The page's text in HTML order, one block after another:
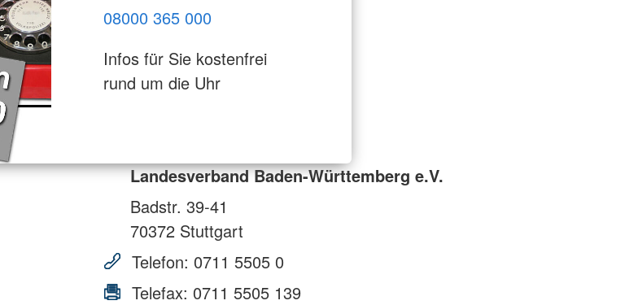
08000 365 000
Infos für Sie kostenfrei
rund um die Uhr
Landesverband Baden-Württemberg e.V.
Badstr. 39-41
70372 Stuttgart
Telefon: 0711 5505 0
Telefax: 0711 5505 139